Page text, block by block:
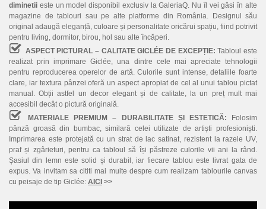
diminetii este un model disponibil exclusiv la GaleriaQ. Nu îl vei găsi în alte
magazine de tablouri sau pe alte platforme din România. Designul său
original adaugă eleganță, culoare și personalitate oricărui spațiu, fiind potrivit
pentru living, dormitor, birou, hol sau alte încăperi.
ASPECT PICTURAL – CALITATE GICLÉE DE EXCEPȚIE: Tabloul este
realizat prin imprimare Giclée, una dintre cele mai apreciate tehnologii
pentru reproducerea operelor de artă. Culorile sunt intense, detaliile foarte
clare, iar textura pânzei oferă un aspect apropiat de cel al unui tablou pictat
manual. Obții astfel un decor elegant și de calitate, la un preț mult mai
accesibil decât o pictură originală.
MATERIALE PREMIUM – DURABILITATE ȘI ESTETICĂ: Folosim
pânză groasă din bumbac, similară celei utilizate de artiști profesioniști.
Imprimarea este protejată cu un strat de lac satinat, rezistent la razele UV,
praf și zgârieturi, pentru ca tabloul să își păstreze culorile vii ani la rând.
Șasiul din lemn este solid și durabil, iar fiecare tablou este livrat gata de
expus. Va invitam sa cititi mai multe despre cum realizam tablourile canvas
cu peisaje de tip Giclée: AICI >>